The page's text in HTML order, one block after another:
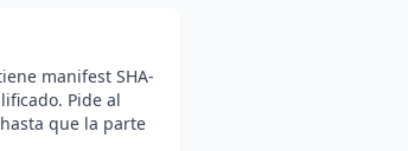
manifest SHA-
Pide al
que la parte